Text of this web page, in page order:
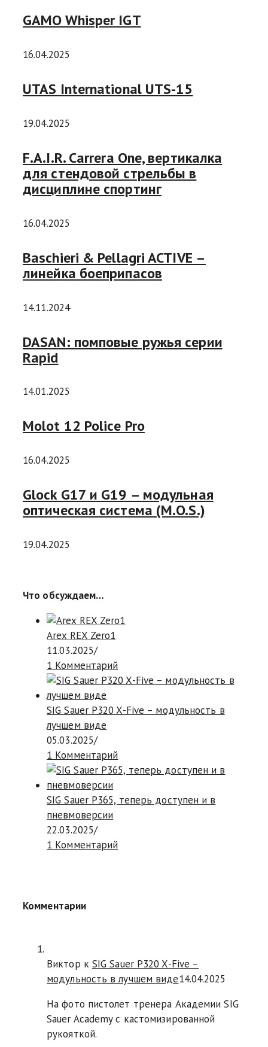
GAMO Whisper IGT
16.04.2025
UTAS International UTS-15
19.04.2025
F.A.I.R. Carrera One, вертикалка
для стендовой стрельбы в
дисциплине спортинг
16.04.2025
Baschieri & Pellagri ACTIVE –
линейка боеприпасов
14.11.2024
DASAN: помповые ружья серии
Rapid
14.01.2025
Molot 12 Police Pro
16.04.2025
Glock G17 и G19 – модульная
оптическая система (M.O.S.)
19.04.2025
Что обсуждаем…
Arex REX Zero1
11.03.2025/
1 Комментарий
SIG Sauer P320 X-Five – модульность в
лучшем виде
05.03.2025/
1 Комментарий
SIG Sauer P365, теперь доступен и в
пневмоверсии
22.03.2025/
1 Комментарий
Комментарии
Виктор к SIG Sauer P320 X-Five –
модульность в лучшем виде14.04.2025
На фото пистолет тренера Академии SIG
Sauer Academy с кастомизированной
рукояткой.